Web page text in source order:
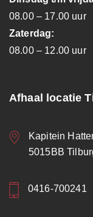
08.00 – 17.00 uur
Zaterdag:
08.00 – 12.00 uur
Afhaal locatie
Kapitein
5015BB
0416-700241